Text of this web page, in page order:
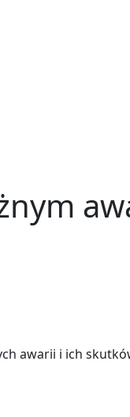
awarii i ich